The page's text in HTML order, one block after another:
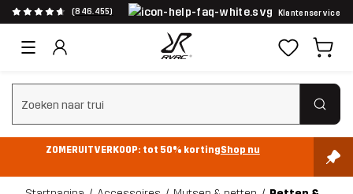
(846.455) Klantenservice
Zoeken wissen
ZOMERUITVERKOOP: tot 50% kortingShop nu